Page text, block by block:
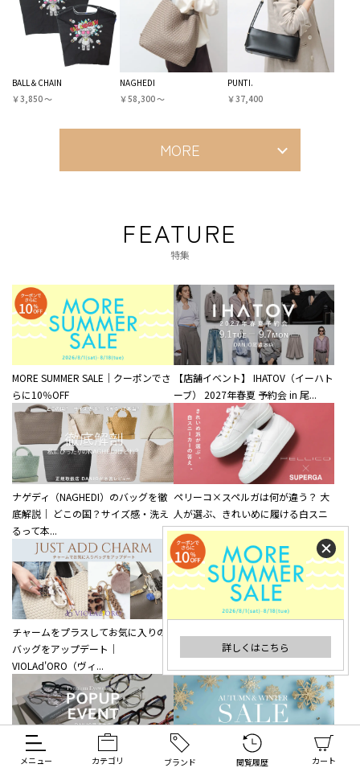
詳しくはこちら
メニュー カテゴリ ブランド 閲覧履歴 カート
BALL＆CHAIN
￥3,850 〜
NAGHEDI
￥58,300 〜
PUNTI.
￥37,400
MORE
FEATURE
特集
MORE SUMMER SALE｜クーポンでさ
らに10％OFF
【店舗イベント】 IHATOV（イーハト
ーブ） 2027年春夏 予約会 in 尾...
ナゲディ（NAGHEDI）のバッグを徹
底解説｜ どこの国？サイズ感・洗え
るって本...
ペリーコ×スペルガは何が違う？ 大
人が選ぶ、きれいめに履ける白スニ
ーカーの正解
チャームをプラスしてお気に入りの
バッグをアップデート｜
VIOLAd'ORO（ヴィ...
【店舗イベント】プレミアムアイウ 秋冬セール開催｜バッグ・シュー